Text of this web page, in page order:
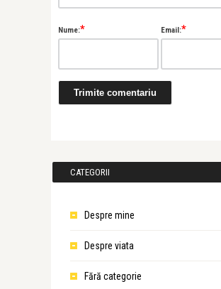
Nume:* Email:*
CATEGORII
Despre mine
Despre viata
Fără categorie